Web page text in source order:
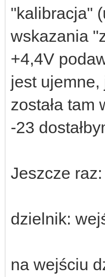
"kalibracja"
wskazania
+4,4V
jest
została
-23
Jeszcze raz:
dzielnik:
na wejściu